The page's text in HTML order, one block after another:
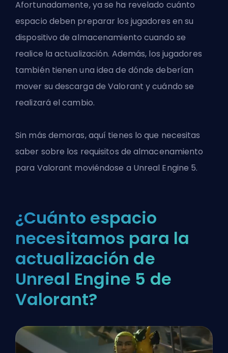
Afortunadamente, ya se ha revelado cuánto
espacio deben preparar los jugadores en su
dispositivo de almacenamiento cuando se
realice la actualización. Además, los jugadores
también tienen una idea de dónde deberían
mover su descarga de Valorant y cuándo se
realizará el cambio.
Sin más demoras, aquí tienes lo que necesitas
saber sobre los requisitos de almacenamiento
para Valorant moviéndose a Unreal Engine 5.
¿Cuánto espacio
necesitamos para la
actualización de
Unreal Engine 5 de
Valorant?